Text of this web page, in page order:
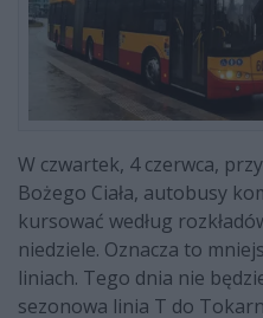
W czwartek, 4 czerwca,
Bożego Ciała, autobusy
kursować według
niedziele. Oznacza to
liniach. Tego dnia nie
sezonowa linia T do